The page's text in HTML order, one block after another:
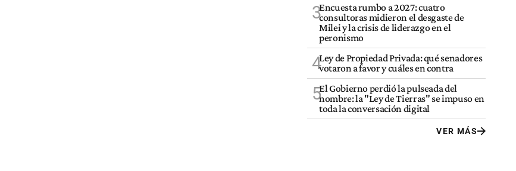
3Encuesta rumbo a 2027: cuatro
consultoras midieron el desgaste de
Milei y la crisis de liderazgo en el
peronismo
4Ley de Propiedad Privada: qué senadores
votaron a favor y cuáles en contra
5El Gobierno perdió la pulseada del
nombre: la "Ley de Tierras" se impuso en
toda la conversación digital
VER MÁS